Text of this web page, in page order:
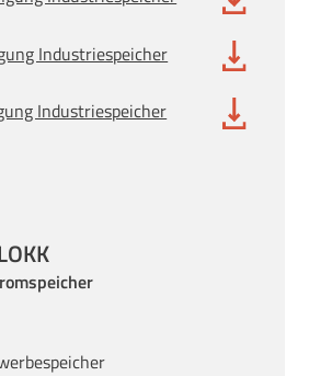
Industriespeicher
Industriespeicher